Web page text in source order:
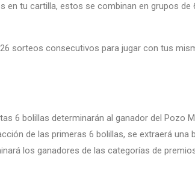
en tu cartilla, estos se combinan en grupos de
sorteos consecutivos para jugar con tus
6 bolillas determinarán al ganador del Pozo
de las primeras 6 bolillas, se extraerá una
los ganadores de las categorías de